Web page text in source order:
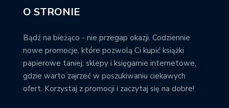
O STRONIE
Bądź na bieżąco - nie przegap okazji. Codziennie
nowe promocje, które pozwolą Ci kupić książki
papierowe taniej; sklepy i księgarnie internetowe,
gdzie warto zajrzeć w poszukiwaniu ciekawych
ofert. Korzystaj z promocji i zaczytaj się na dobre!